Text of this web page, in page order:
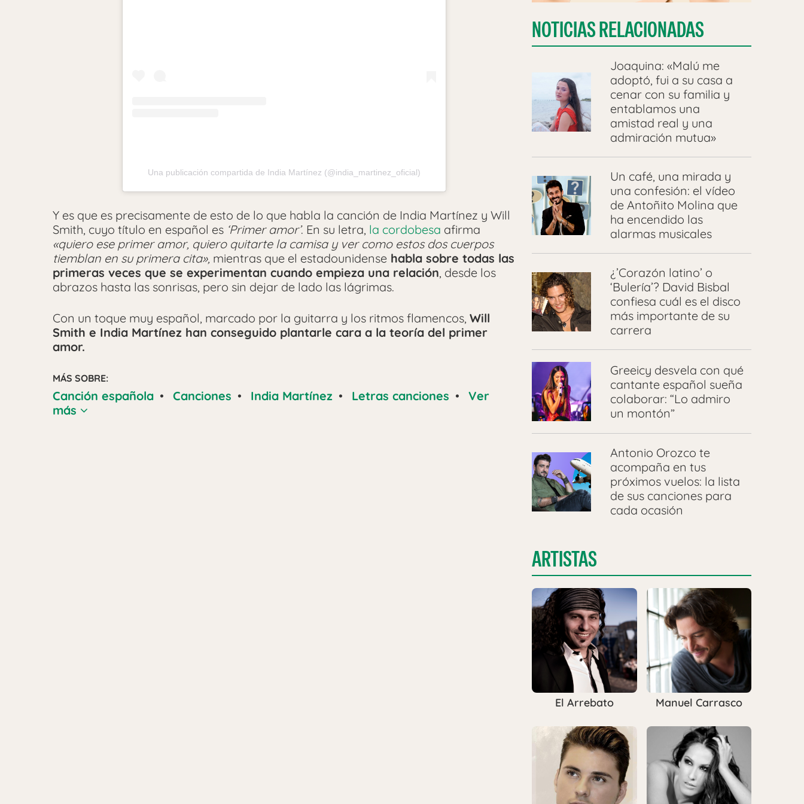
Una publicación compartida de India Martínez (@india_martinez_oficial)
Y es que es precisamente de esto de lo que habla la canción de India Martínez y Will
Smith, cuyo título en español es ‘Primer amor’. En su letra, la cordobesa afirma
«quiero ese primer amor, quiero quitarte la camisa y ver como estos dos cuerpos
tiemblan en su primera cita», mientras que el estadounidense habla sobre todas las
primeras veces que se experimentan cuando empieza una relación, desde los
abrazos hasta las sonrisas, pero sin dejar de lado las lágrimas.
Con un toque muy español, marcado por la guitarra y los ritmos flamencos, Will
Smith e India Martínez han conseguido plantarle cara a la teoría del primer
amor.
MÁS SOBRE:
Canción española • Canciones • India Martínez • Letras canciones •
Ver
más
NOTICIAS RELACIONADAS
Joaquina: «Malú me
adoptó, fui a su casa a
cenar con su familia y
entablamos una
amistad real y una
admiración mutua»
Un café, una mirada y
una confesión: el vídeo
de Antoñito Molina que
ha encendido las
alarmas musicales
¿’Corazón latino’ o
‘Bulería’? David Bisbal
confiesa cuál es el disco
más importante de su
carrera
Greeicy desvela con qué
cantante español sueña
colaborar: “Lo admiro
un montón”
Antonio Orozco te
acompaña en tus
próximos vuelos: la lista
de sus canciones para
cada ocasión
ARTISTAS
El Arrebato Manuel Carrasco